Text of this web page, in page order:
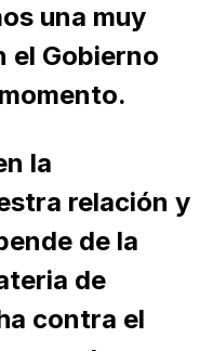
una muy
el Gobierno
la
relación y
de la
de
contra el